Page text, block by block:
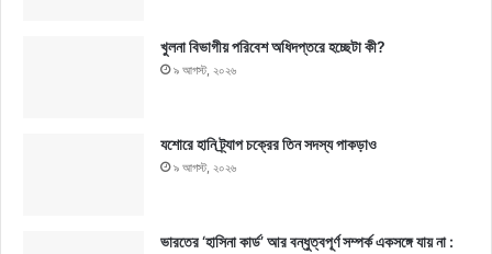
খুলনা বিভাগীয় পরিবেশ অধিদপ্তরে হচ্ছেটা কী?
৯ আগস্ট, ২০২৬
যশোরে হানি ট্র্যাপ চক্রের তিন সদস্য পাকড়াও
৯ আগস্ট, ২০২৬
ভারতের ‘হাসিনা কার্ড’ আর বন্ধুত্বপূর্ণ সম্পর্ক একসঙ্গে যায় না :